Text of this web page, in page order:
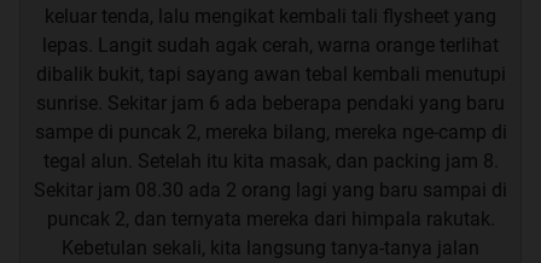
keluar tenda, lalu mengikat kembali tali flysheet yang
lepas. Langit sudah agak cerah, warna orange terlihat
dibalik bukit, tapi sayang awan tebal kembali menutupi
sunrise. Sekitar jam 6 ada beberapa pendaki yang baru
sampe di puncak 2, mereka bilang, mereka nge-camp di
tegal alun. Setelah itu kita masak, dan packing jam 8.
Sekitar jam 08.30 ada 2 orang lagi yang baru sampai di
puncak 2, dan ternyata mereka dari himpala rakutak.
Kebetulan sekali, kita langsung tanya-tanya jalan